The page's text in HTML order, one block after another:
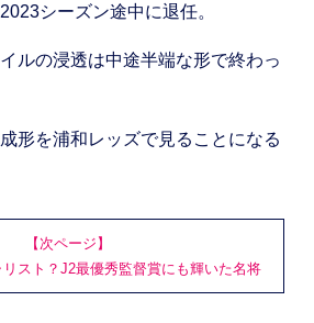
シーズン途中に退任。
ルの浸透は中途半端な形で終わっ
形を浦和レッズで見ることになる
【次ページ】
スト？J2最優秀監督賞にも輝いた名将